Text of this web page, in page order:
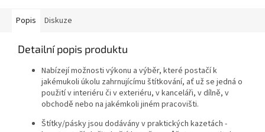
Popis
Diskuze
Detailní popis produktu
Nabízejí možnosti výkonu a výběr, které postačí k
jakémukoli úkolu zahrnujícímu štítkování, ať už se jedná o
použití v interiéru či v exteriéru, v kanceláři, v dílně, v
obchodě nebo na jakémkoli jiném pracovišti.
Štítky/pásky jsou dodávány v praktických kazetách -